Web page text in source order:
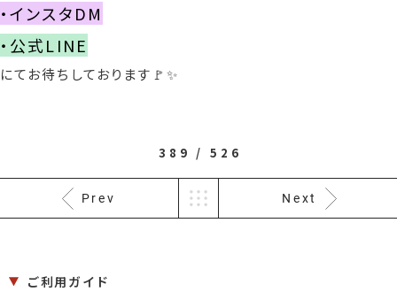
・インスタDM
・公式LINE
にてお待ちしております🚩✨
389 / 526
Prev Next
ご利用ガイド